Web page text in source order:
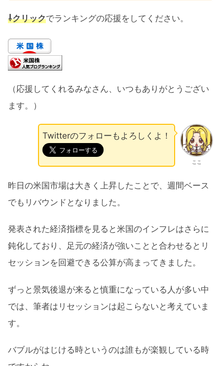
⇩クリックでランキングの応援をしてください。
（応援してくれるみなさん、いつもありがとうござい
ます。）
ここ
Twitterのフォローもよろしくよ！
昨日の米国市場は大きく上昇したことで、週間ベース
でもリバウンドとなりました。
発表された経済指標を見ると米国のインフレはさらに
鈍化しており、足元の経済が強いことと合わせるとリ
セッションを回避できる公算が高まってきました。
ずっと景気後退が来ると慎重になっている人が多い中
では、筆者はリセッションは起こらないと考えていま
す。
バブルがはじける時というのは誰もが楽観している時